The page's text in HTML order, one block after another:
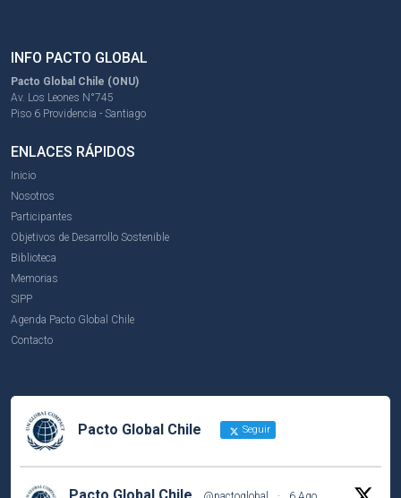
INFO PACTO GLOBAL
Pacto Global Chile (ONU)
Av. Los Leones N°745
Piso 6 Providencia - Santiago
ENLACES RÁPIDOS
Inicio
Nosotros
Participantes
Objetivos de Desarrollo Sostenible
Biblioteca
Memorias
SIPP
Agenda Pacto Global Chile
Contacto
Pacto Global Chile Seguir
Pacto Global Chile